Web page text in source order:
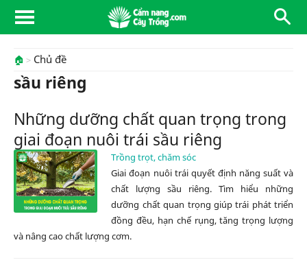
🏠 Chủ đề
sầu riêng
Những dưỡng chất quan trọng trong
giai đoạn nuôi trái sầu riêng
Trồng trọt, chăm sóc
Giai đoạn nuôi trái quyết định năng suất và
chất lượng sầu riêng. Tìm hiểu những
dưỡng chất quan trọng giúp trái phát triển
đồng đều, hạn chế rụng, tăng trọng lượng
và nâng cao chất lượng cơm.